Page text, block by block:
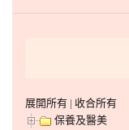
展開所有 | 收合所有
保養及醫美